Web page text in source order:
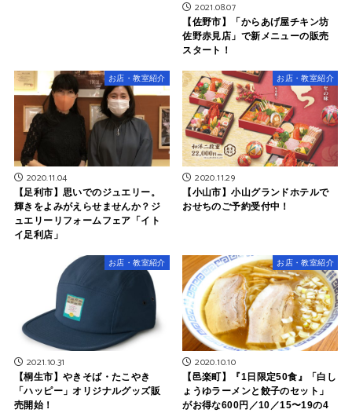
2021.08.07
【佐野市】「からあげ屋チキン坊
佐野赤見店」で新メニューの販売
スタート！
お店・教室紹介
2020.11.04
【足利市】思いでのジュエリー。
輝きをよみがえらせませんか？ジ
ュエリーリフォームフェア「イト
イ足利店」
お店・教室紹介
2020.11.29
【小山市】小山グランドホテルで
おせちのご予約受付中！
お店・教室紹介
2021.10.31
【桐生市】やきそば・たこやき
「ハッピー」オリジナルグッズ販
売開始！
お店・教室紹介
2020.10.10
【邑楽町】『1日限定50食』「白し
ょうゆラーメンと餃子のセット」
がお得な600円／10／15〜19の4